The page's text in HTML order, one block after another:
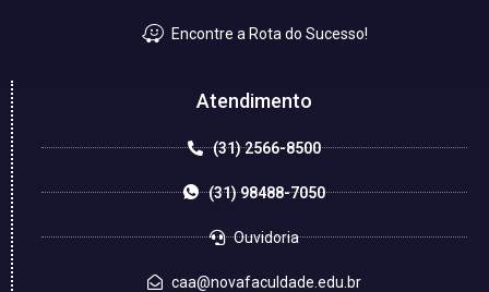
Encontre a Rota do Sucesso!
Atendimento
(31) 2566-8500
(31) 98488-7050
Ouvidoria
caa@novafaculdade.edu.br